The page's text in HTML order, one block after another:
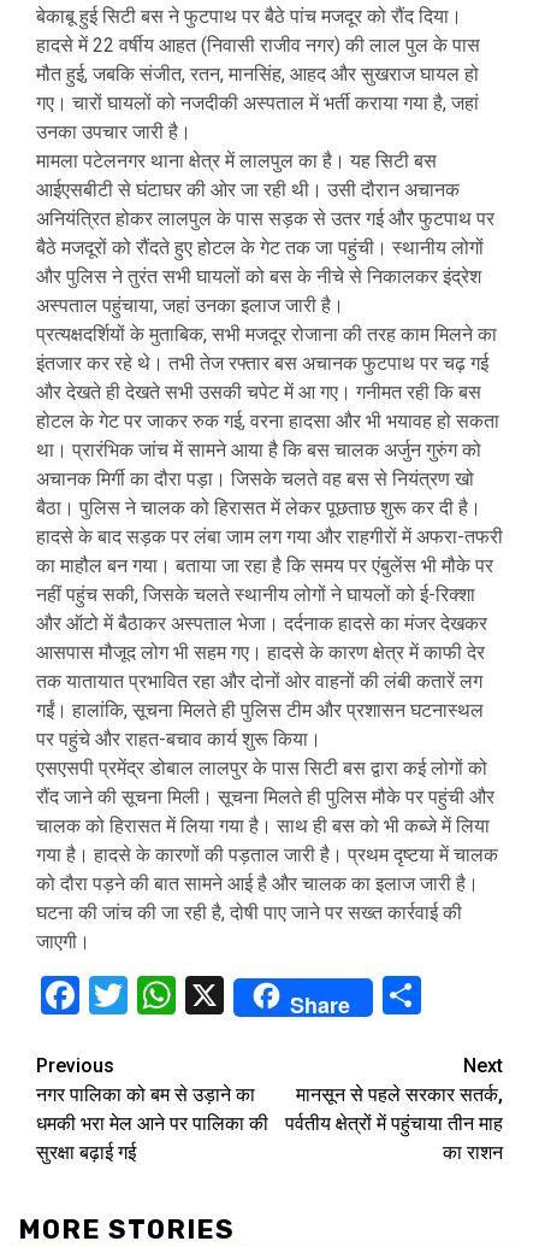
बेकाबू हुई सिटी बस ने फुटपाथ पर बैठे पांच मजदूर को रौंद दिया।
हादसे में 22 वर्षीय आहत (निवासी राजीव नगर) की लाल पुल के पास
मौत हुई, जबकि संजीत, रतन, मानसिंह, आहद और सुखराज घायल हो
गए। चारों घायलों को नजदीकी अस्पताल में भर्ती कराया गया है, जहां
उनका उपचार जारी है।
मामला पटेलनगर थाना क्षेत्र में लालपुल का है। यह सिटी बस
आईएसबीटी से घंटाघर की ओर जा रही थी। उसी दौरान अचानक
अनियंत्रित होकर लालपुल के पास सड़क से उतर गई और फुटपाथ पर
बैठे मजदूरों को रौंदते हुए होटल के गेट तक जा पहुंची। स्थानीय लोगों
और पुलिस ने तुरंत सभी घायलों को बस के नीचे से निकालकर इंद्रेश
अस्पताल पहुंचाया, जहां उनका इलाज जारी है।
प्रत्यक्षदर्शियों के मुताबिक, सभी मजदूर रोजाना की तरह काम मिलने का
इंतजार कर रहे थे। तभी तेज रफ्तार बस अचानक फुटपाथ पर चढ़ गई
और देखते ही देखते सभी उसकी चपेट में आ गए। गनीमत रही कि बस
होटल के गेट पर जाकर रुक गई, वरना हादसा और भी भयावह हो सकता
था। प्रारंभिक जांच में सामने आया है कि बस चालक अर्जुन गुरुंग को
अचानक मिर्गी का दौरा पड़ा। जिसके चलते वह बस से नियंत्रण खो
बैठा। पुलिस ने चालक को हिरासत में लेकर पूछताछ शुरू कर दी है।
हादसे के बाद सड़क पर लंबा जाम लग गया और राहगीरों में अफरा-तफरी
का माहौल बन गया। बताया जा रहा है कि समय पर एंबुलेंस भी मौके पर
नहीं पहुंच सकी, जिसके चलते स्थानीय लोगों ने घायलों को ई-रिक्शा
और ऑटो में बैठाकर अस्पताल भेजा। दर्दनाक हादसे का मंजर देखकर
आसपास मौजूद लोग भी सहम गए। हादसे के कारण क्षेत्र में काफी देर
तक यातायात प्रभावित रहा और दोनों ओर वाहनों की लंबी कतारें लग
गईं। हालांकि, सूचना मिलते ही पुलिस टीम और प्रशासन घटनास्थल
पर पहुंचे और राहत-बचाव कार्य शुरू किया।
एसएसपी प्रमेंद्र डोबाल लालपुर के पास सिटी बस द्वारा कई लोगों को
रौंद जाने की सूचना मिली। सूचना मिलते ही पुलिस मौके पर पहुंची और
चालक को हिरासत में लिया गया है। साथ ही बस को भी कब्जे में लिया
गया है। हादसे के कारणों की पड़ताल जारी है। प्रथम दृष्टया में चालक
को दौरा पड़ने की बात सामने आई है और चालक का इलाज जारी है।
घटना की जांच की जा रही है, दोषी पाए जाने पर सख्त कार्रवाई की
जाएगी।
Facebook
TwitterWhatsApp
X Share
Continue
Reading
Previous
नगर पालिका को बम से उड़ाने का
धमकी भरा मेल आने पर पालिका की
सुरक्षा बढ़ाई गई
Next
मानसून से पहले सरकार सतर्क,
पर्वतीय क्षेत्रों में पहुंचाया तीन माह
का राशन
MORE STORIES